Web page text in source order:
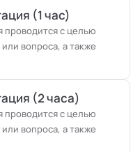
(1 час)
проводится с целью
вопроса, а также
(2 часа)
проводится с целью
вопроса, а также